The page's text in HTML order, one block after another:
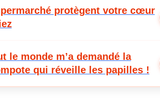
protègent votre cœur
le monde m’a demandé la
qui réveille les papilles !